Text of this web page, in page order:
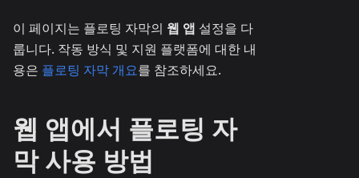
이 페이지는 플로팅 자막의 웹 앱 설정을 다
룹니다. 작동 방식 및 지원 플랫폼에 대한 내
용은 플로팅 자막 개요를 참조하세요.
웹 앱에서 플로팅 자
막 사용 방법